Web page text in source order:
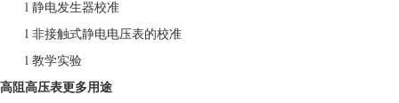
l 静电发生器校准
l 非接触式静电电压表的校准
l 教学实验
高阻高压表更多用途